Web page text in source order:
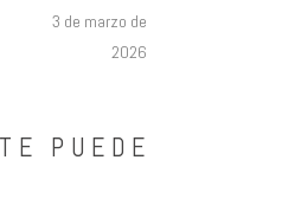
3 de marzo de
2026
PUEDE